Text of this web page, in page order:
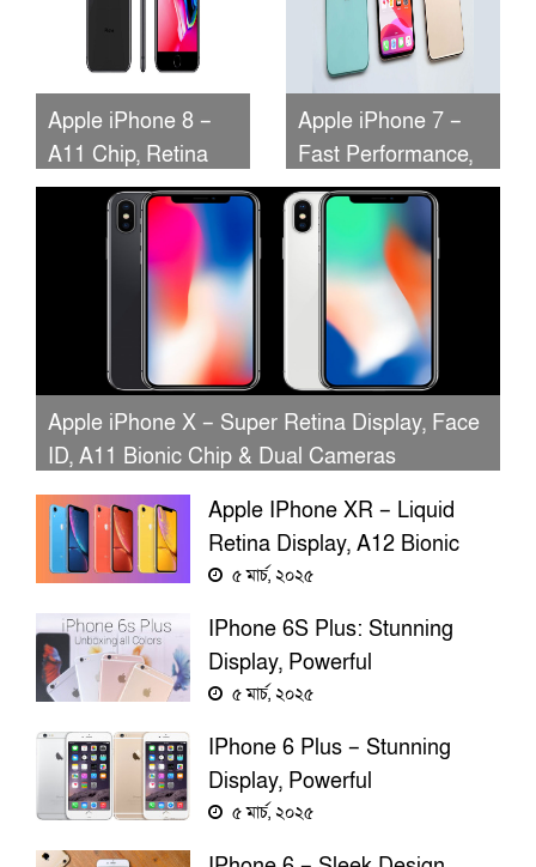
Apple iPhone 8 –
A11 Chip, Retina
HD Display,
Wireless Charging
& Stunning Camera
Apple iPhone 7 –
Fast Performance,
Advanced Camera,
Water Resistance &
Stunning Retina
Display
Apple iPhone X – Super Retina Display, Face
ID, A11 Bionic Chip & Dual Cameras
Apple IPhone XR – Liquid
Retina Display, A12 Bionic
Chip, Face ID, Long Battery
৫ মার্চ, ২০২৫
IPhone 6S Plus: Stunning
Display, Powerful
Performance, Exceptional
৫ মার্চ, ২০২৫
IPhone 6 Plus – Stunning
Display, Powerful
Performance, Incredible
৫ মার্চ, ২০২৫